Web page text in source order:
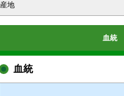
産地
血統
血統